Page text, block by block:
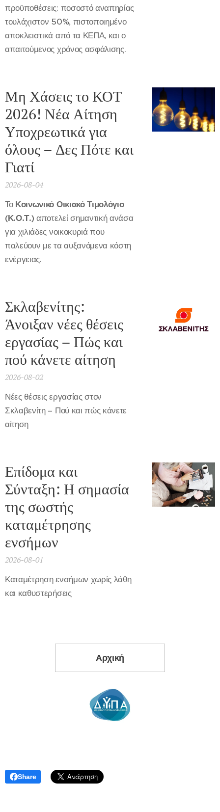
προϋποθέσεις: ποσοστό αναπηρίας
τουλάχιστον 50%, πιστοποιημένο
αποκλειστικά από τα ΚΕΠΑ, και ο
απαιτούμενος χρόνος ασφάλισης.
Μη Χάσεις το ΚΟΤ
2026! Νέα Αίτηση
Υποχρεωτικά για
όλους – Δες Πότε και
Γιατί
2026-08-04
Το Κοινωνικό Οικιακό Τιμολόγιο
(Κ.Ο.Τ.) αποτελεί σημαντική ανάσα
για χιλιάδες νοικοκυριά που
παλεύουν με τα αυξανόμενα κόστη
ενέργειας.
Σκλαβενίτης:
Άνοιξαν νέες θέσεις
εργασίας – Πώς και
πού κάνετε αίτηση
2026-08-02
Νέες θέσεις εργασίας στον
Σκλαβενίτη – Πού και πώς κάνετε
αίτηση
Επίδομα και
Σύνταξη: Η σημασία
της σωστής
καταμέτρησης
ενσήμων
2026-08-01
Καταμέτρηση ενσήμων χωρίς λάθη
και καθυστερήσεις
Αρχική
Share